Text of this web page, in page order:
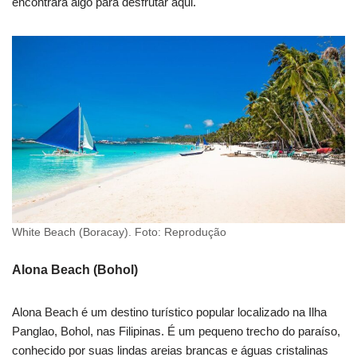
White Beach (Boracay). Foto: Reprodução
Alona Beach (Bohol)
Alona Beach é um destino turístico popular localizado na Ilha
Panglao, Bohol, nas Filipinas. É um pequeno trecho do paraíso,
conhecido por suas lindas areias brancas e águas cristalinas